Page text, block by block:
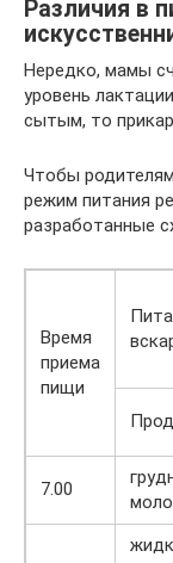
Различия в
Нередко, мамы
уровень
сытым, то
Чтобы
режим питания
разработанные
Время
приема
пищи
7.00